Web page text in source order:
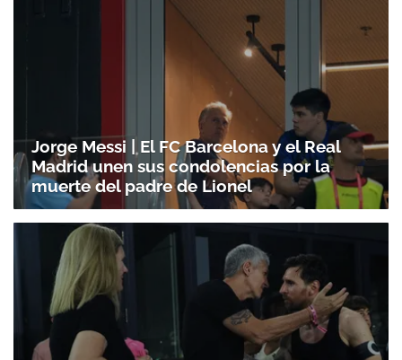
Jorge Messi | El FC Barcelona y el Real
Madrid unen sus condolencias por la
muerte del padre de Lionel